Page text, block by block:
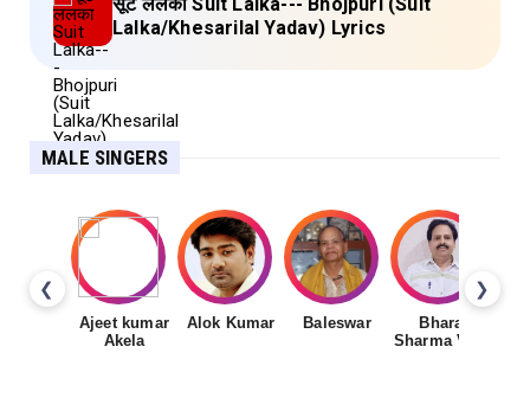
Lalka/Khesarilal Yadav) Lyrics
MALE SINGERS
❮ ❯
Ajeet kumar
Akela
Alok Kumar Baleswar
Bharat
Sharma Vyas